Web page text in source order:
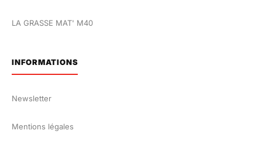
LA GRASSE MAT' M40
INFORMATIONS
Newsletter
Mentions légales